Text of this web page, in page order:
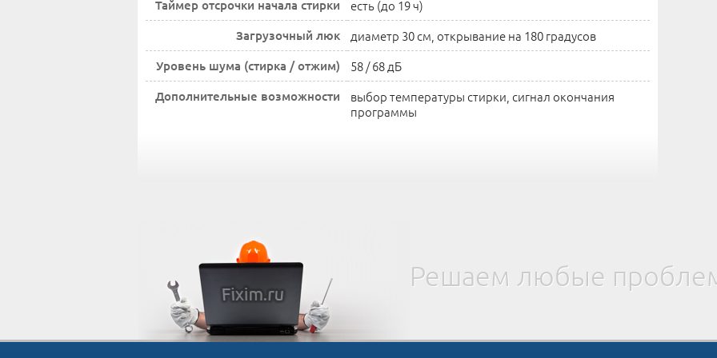
Таймер отсрочки начала стирки есть (до 19 ч)
Загрузочный люк диаметр 30 см, открывание на 180 градусов
Уровень шума (стирка / отжим) 58 / 68 дБ
Дополнительные возможности
выбор температуры стирки, сигнал окончания
программы
Решаем любые